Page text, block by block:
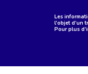
Les
l’objet d’un
Pour plus